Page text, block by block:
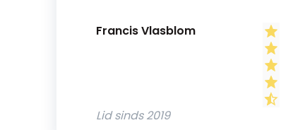
Francis Vlasblom
Lid sinds 2019